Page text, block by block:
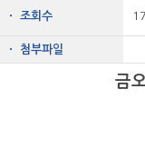
ㆍ 조회수
ㆍ 첨부파일
금